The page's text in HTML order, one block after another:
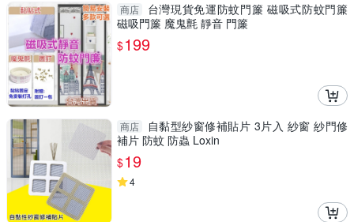
商店
台灣現貨免運防蚊門簾 磁吸式防蚊門簾
磁吸門簾 魔鬼氈 靜音 門簾
$199
商店
自黏型紗窗修補貼片 3片入 紗窗 紗門修
補片 防蚊 防蟲 Loxin
$19
4